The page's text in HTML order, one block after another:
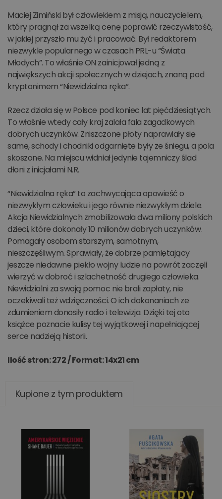
Maciej Zimiński był człowiekiem z misją, nauczycielem,
który pragnął za wszelką cenę poprawić rzeczywistość,
w jakiej przyszło mu żyć i pracować. Był redaktorem
niezwykle popularnego w czasach PRL-u “Świata
Młodych”. To właśnie ON zainicjował jedną z
największych akcji społecznych w dziejach, znaną pod
kryptonimem “Niewidzialna ręka”.
Rzecz działa się w Polsce pod koniec lat pięćdziesiątych.
To właśnie wtedy cały kraj zalała fala zagadkowych
dobrych uczynków. Zniszczone płoty naprawiały się
same, schody i chodniki odgarnięte były ze śniegu, a pola
skoszone. Na miejscu widniał jedynie tajemniczy ślad
dłoni z inicjałami N.R.
“Niewidzialna ręka” to zachwycająca opowieść o
niezwykłym człowieku i jego równie niezwykłym dziele.
Akcja Niewidzialnych zmobilizowała dwa miliony polskich
dzieci, które dokonały 10 milionów dobrych uczynków.
Pomagały osobom starszym, samotnym,
nieszczęśliwym. Sprawiały, że dobrze pamiętający
jeszcze niedawne piekło wojny ludzie na powrót zaczęli
wierzyć w dobroć i szlachetność drugiego człowieka.
Niewidzialni za swoją pomoc nie brali zapłaty, nie
oczekiwali też wdzięczności. O ich dokonaniach ze
zdumieniem donosiły radio i telewizja. Dzięki tej oto
książce poznacie kulisy tej wyjątkowej i napełniającej
serce nadzieją historii.
Ilość stron: 272 /Format: 14x21 cm
Kupione z tym produktem